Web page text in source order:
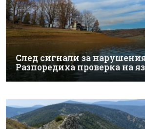
След сигнали за
Разпоредиха проверка на